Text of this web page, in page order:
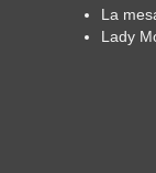
La
Lady